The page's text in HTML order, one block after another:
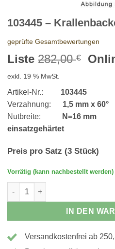
103445 –
geprüfte Gesamtbewertungen
Liste 282,00€
exkl. 19 % MwSt.
Artikel-Nr.: 103445
Verzahnung: 1,5 mm x 60°
Nutbreite:
N=16 mm
einsatzgehärtet
Preis pro Satz (3 Stück)
Vorrätig (kann nachbestellt werden)
103445 - Krallenbacken,
IN DEN
Versandkostenfrei ab